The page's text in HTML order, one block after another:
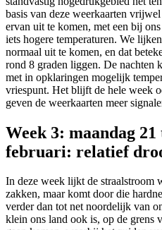
basis van deze weerkaarten
ervan uit te komen, met een bij
iets hogere temperaturen. We
normaal uit te komen, en dat
rond 8 graden liggen. De nachten
met in opklaringen mogelijk
vriespunt. Het blijft de hele week
geven de weerkaarten meer
Week 3: maandag
februari: relatief
In deze week lijkt de straalstroom
zakken, maar komt door die
verder dan tot net noordelijk van
klein ons land ook is, op de grens